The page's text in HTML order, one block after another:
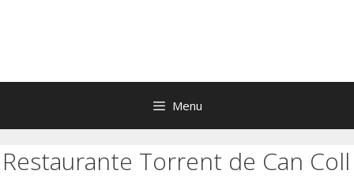
Menu
Restaurante Torrent de Can Coll